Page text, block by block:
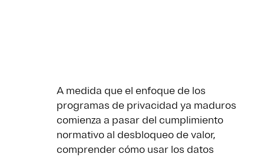
A medida que el enfoque de los
programas de privacidad ya maduros
comienza a pasar del cumplimiento
normativo al desbloqueo de valor,
comprender cómo usar los datos